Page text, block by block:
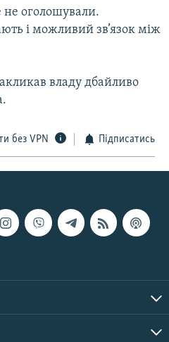
не оголошували.
і можливий зв’язок між
владу дбайливо
без VPN Підписатись